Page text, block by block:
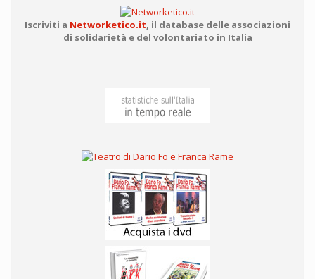
Iscriviti a Networketico.it, il database delle associazioni
di solidarietà e del volontariato in Italia